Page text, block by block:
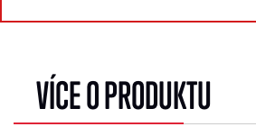
VÍCE O PRODUKTU